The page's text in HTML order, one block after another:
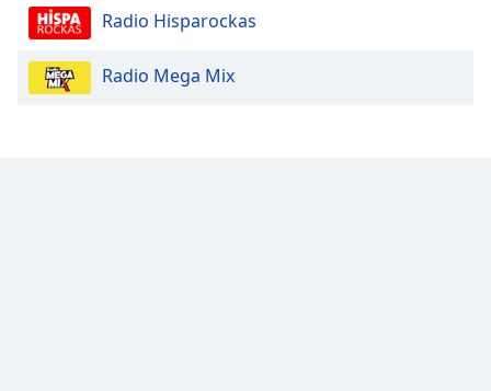
Radio Hisparockas
Radio Mega Mix